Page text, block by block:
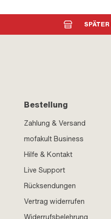
Bestellung
Zahlung & Versand
mofakult Business
Hilfe & Kontakt
Live Support
Rücksendungen
Vertrag widerrufen